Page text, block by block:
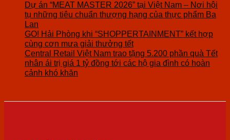
Dự án “MEAT MASTER 2026” tại Việt Nam – Nơi hội
tụ những tiêu chuẩn thượng hạng của thực phẩm Ba
Lan
GO! Hải Phòng khi “SHOPPERTAINMENT” kết hợp
cùng cơn mưa giải thưởng tết
Central Retail Việt Nam trao tặng 5.200 phần quà Tết
nhân ái trị giá 1 tỷ đồng tới các hộ gia đình có hoàn
cảnh khó khăn